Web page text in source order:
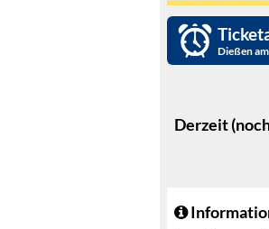
Dießen
Derzeit